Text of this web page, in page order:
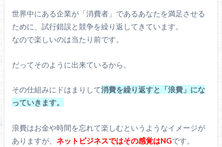
世界中にある企業が「消費者」であるあなたを満足させる
ために、試行錯誤と競争を繰り返してきています。
なので楽しいのは当たり前です。
だってそのように出来ているから。
その仕組みにドはまりして消費を繰り返すと「浪費」にな
っていきます。
浪費はお金や時間を忘れて楽しむというようなイメージが
ありますが、 ネットビジネスではその感覚はNGです。